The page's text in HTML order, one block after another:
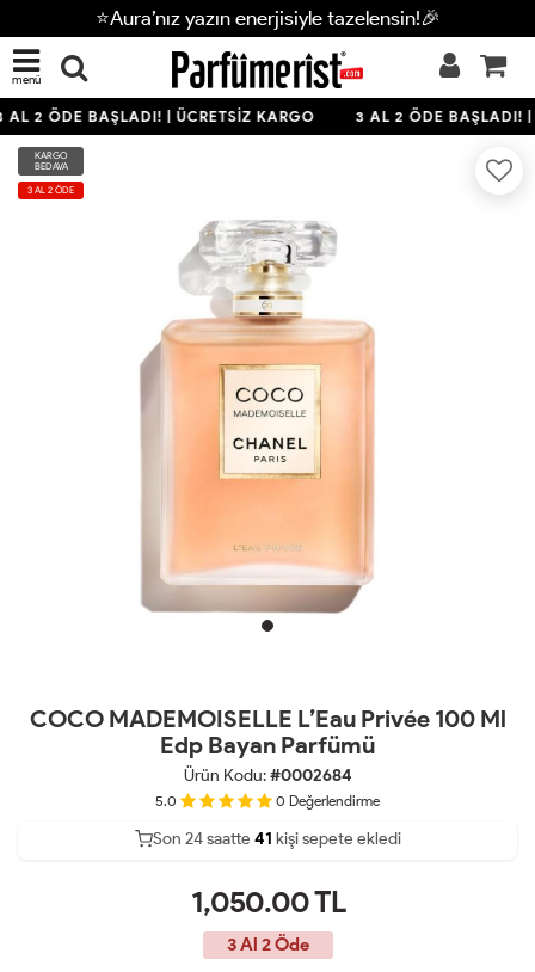
⭐Aura’nız yazın enerjisiyle tazelensin!🎉
menü
AL 2 ÖDE BAŞLADI! | ÜCRETSİZ KARGO 3 AL 2 ÖDE BAŞLADI! |
KARGO
BEDAVA
3 AL 2 ÖDE
COCO MADEMOISELLE L’Eau Privée 100 Ml
Edp Bayan Parfümü
Ürün Kodu:#0002684
5.0 0 Değerlendirme
24
Son 24 saatte 41 kişi sepete ekledi
10
1,050.00TL
3 Al 2 Öde